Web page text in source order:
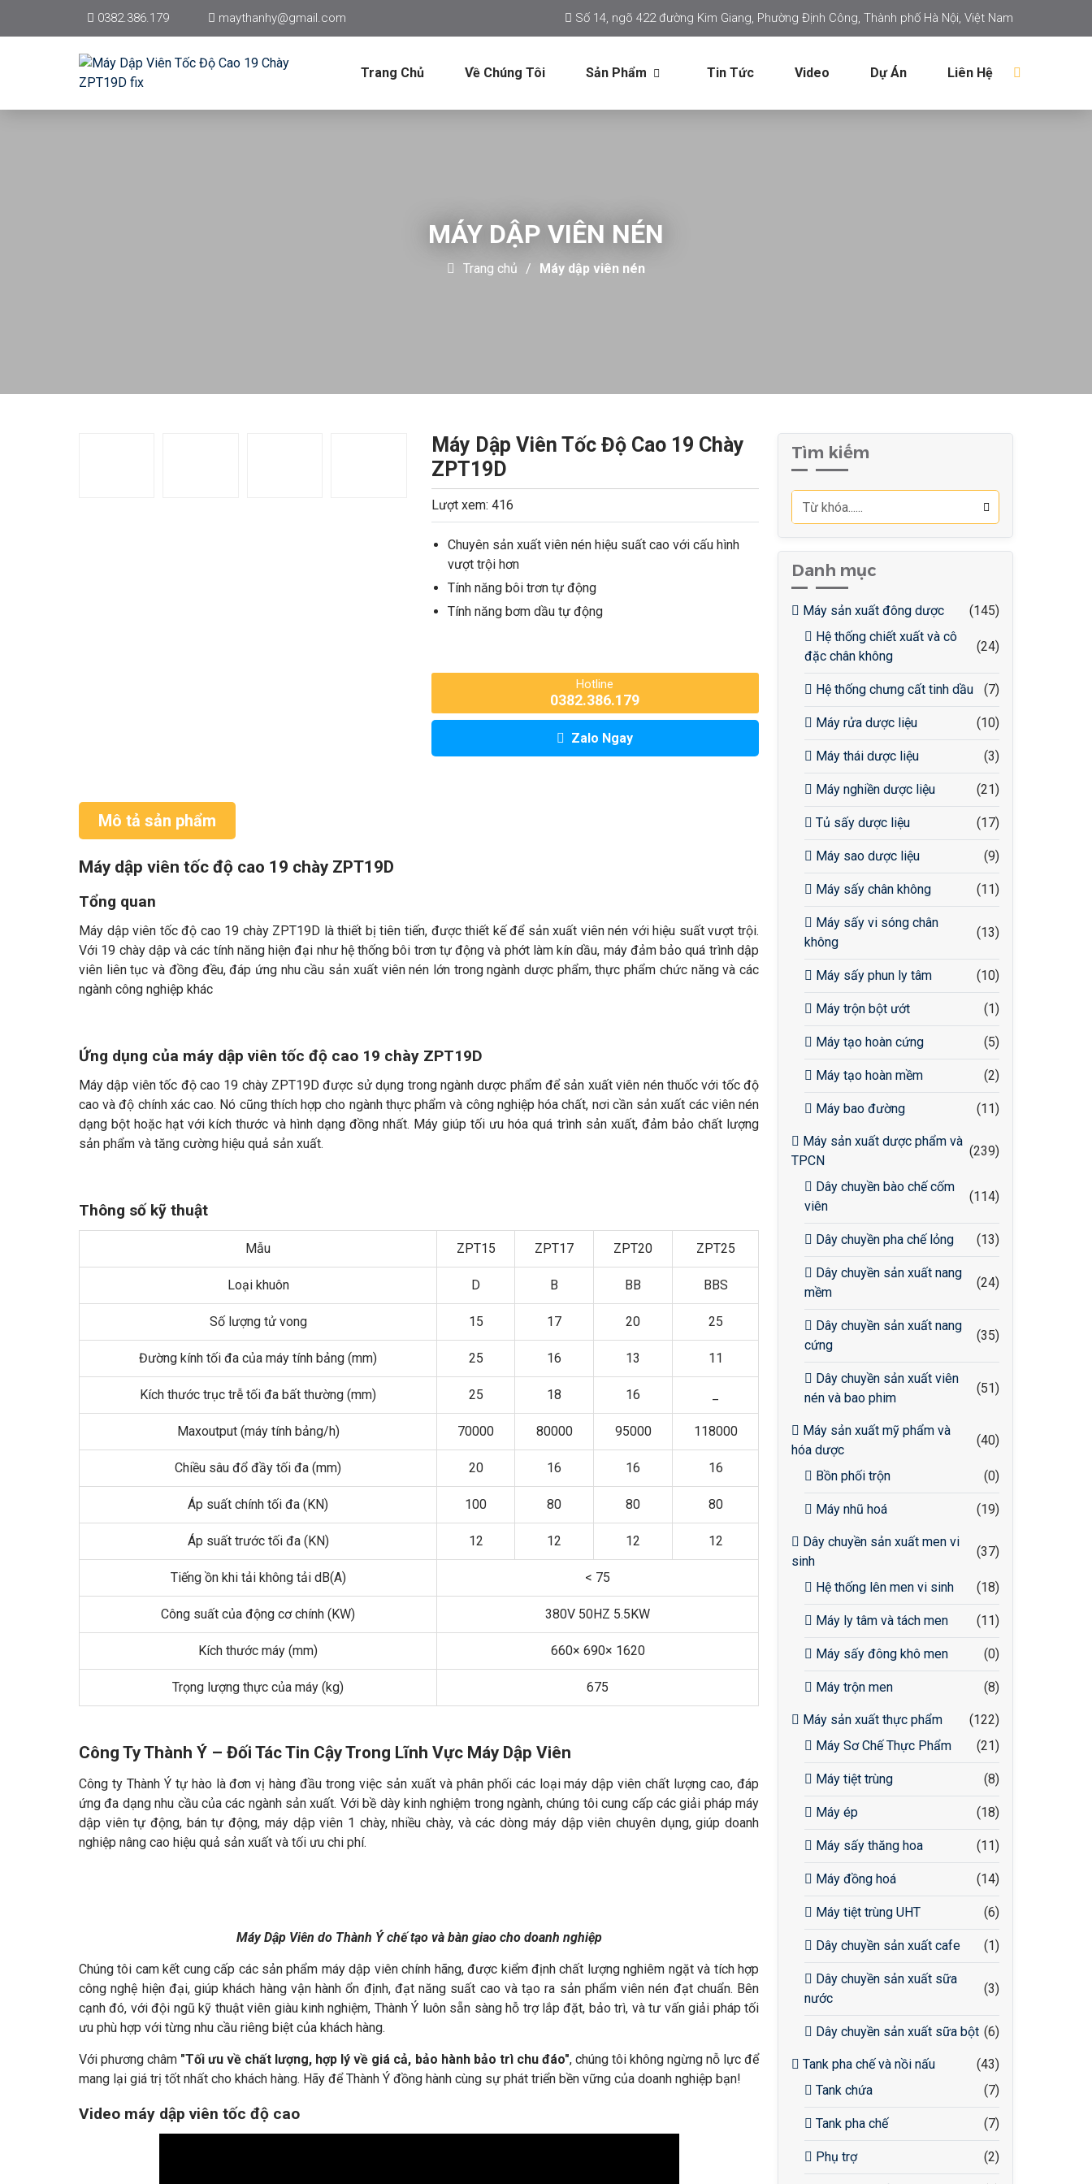
0382.386.179 maythanhy@gmail.com Số 14, ngõ 422 đường Kim Giang, Phường Định Công, Thành phố Hà Nội, Việt Nam
Trang Chủ Về Chúng Tôi Sản Phẩm Tin Tức Video Dự Án Liên Hệ
MÁY DẬP VIÊN NÉN
Trang chủ Máy dập viên nén
Máy Dập Viên Tốc Độ Cao 19 Chày
ZPT19D
Lượt xem: 416
Chuyên sản xuất viên nén hiệu suất cao với cấu hình
vượt trội hơn
Tính năng bôi trơn tự động
Tính năng bơm dầu tự động
Hotline
0382.386.179
Zalo Ngay
Mô tả sản phẩm
Máy dập viên tốc độ cao 19 chày ZPT19D
Tổng quan
Máy dập viên tốc độ cao 19 chày ZPT19D là thiết bị tiên tiến, được thiết kế để sản xuất viên nén với hiệu suất vượt trội.
Với 19 chày dập và các tính năng hiện đại như hệ thống bôi trơn tự động và phớt làm kín dầu, máy đảm bảo quá trình dập
viên liên tục và đồng đều, đáp ứng nhu cầu sản xuất viên nén lớn trong ngành dược phẩm, thực phẩm chức năng và các
ngành công nghiệp khác
Ứng dụng của máy dập viên tốc độ cao 19 chày ZPT19D
Máy dập viên tốc độ cao 19 chày ZPT19D được sử dụng trong ngành dược phẩm để sản xuất viên nén thuốc với tốc độ
cao và độ chính xác cao. Nó cũng thích hợp cho ngành thực phẩm và công nghiệp hóa chất, nơi cần sản xuất các viên nén
dạng bột hoặc hạt với kích thước và hình dạng đồng nhất. Máy giúp tối ưu hóa quá trình sản xuất, đảm bảo chất lượng
sản phẩm và tăng cường hiệu quả sản xuất.
Thông số kỹ thuật
Mẫu ZPT15 ZPT17 ZPT20 ZPT25
Loại khuôn D B BB BBS
Số lượng tử vong 15 17 20 25
Đường kính tối đa của máy tính bảng (mm) 25 16 13 11
Kích thước trục trễ tối đa bất thường (mm) 25 18 16
Maxoutput (máy tính bảng/h) 70000 80000 95000 118000
Chiều sâu đổ đầy tối đa (mm) 20 16 16 16
Áp suất chính tối đa (KN) 100 80 80 80
Áp suất trước tối đa (KN) 12 12 12 12
Tiếng ồn khi tải không tải dB(A) < 75
Công suất của động cơ chính (KW) 380V 50HZ 5.5KW
Kích thước máy (mm) 660× 690× 1620
Trọng lượng thực của máy (kg) 675
Công Ty Thành Ý – Đối Tác Tin Cậy Trong Lĩnh Vực Máy Dập Viên
Công ty Thành Ý tự hào là đơn vị hàng đầu trong việc sản xuất và phân phối các loại máy dập viên chất lượng cao, đáp
ứng đa dạng nhu cầu của các ngành sản xuất. Với bề dày kinh nghiệm trong ngành, chúng tôi cung cấp các giải pháp máy
dập viên tự động, bán tự động, máy dập viên 1 chày, nhiều chày, và các dòng máy dập viên chuyên dụng, giúp doanh
nghiệp nâng cao hiệu quả sản xuất và tối ưu chi phí.
Máy Dập Viên do Thành Ý chế tạo và bàn giao cho doanh nghiệp
Chúng tôi cam kết cung cấp các sản phẩm máy dập viên chính hãng, được kiểm định chất lượng nghiêm ngặt và tích hợp
công nghệ hiện đại, giúp khách hàng vận hành ổn định, đạt năng suất cao và tạo ra sản phẩm viên nén đạt chuẩn. Bên
cạnh đó, với đội ngũ kỹ thuật viên giàu kinh nghiệm, Thành Ý luôn sẵn sàng hỗ trợ lắp đặt, bảo trì, và tư vấn giải pháp tối
ưu phù hợp với từng nhu cầu riêng biệt của khách hàng.
Với phương châm "Tối ưu về chất lượng, hợp lý về giá cả, bảo hành bảo trì chu đáo", chúng tôi không ngừng nỗ lực để
mang lại giá trị tốt nhất cho khách hàng. Hãy để Thành Ý đồng hành cùng sự phát triển bền vững của doanh nghiệp bạn!
Video máy dập viên tốc độ cao
Tìm kiếm
Danh mục
Máy sản xuất đông dược
(145)
Hệ thống chiết xuất và cô
đặc chân không
(24)
Hệ thống chưng cất tinh dầu (7)
Máy rửa dược liệu (10)
Máy thái dược liệu (3)
Máy nghiền dược liệu (21)
Tủ sấy dược liệu (17)
Máy sao dược liệu (9)
Máy sấy chân không (11)
Máy sấy vi sóng chân
không
(13)
Máy sấy phun ly tâm (10)
Máy trộn bột ướt (1)
Máy tạo hoàn cứng (5)
Máy tạo hoàn mềm (2)
Máy bao đường (11)
Máy sản xuất dược phẩm và
TPCN
(239)
Dây chuyền bào chế cốm
viên
(114)
Dây chuyền pha chế lỏng (13)
Dây chuyền sản xuất nang
mềm
(24)
Dây chuyền sản xuất nang
cứng
(35)
Dây chuyền sản xuất viên
nén và bao phim
(51)
Máy sản xuất mỹ phẩm và
hóa dược
(40)
Bồn phối trộn (0)
Máy nhũ hoá (19)
Dây chuyền sản xuất men vi
sinh
(37)
Hệ thống lên men vi sinh (18)
Máy ly tâm và tách men (11)
Máy sấy đông khô men (0)
Máy trộn men (8)
Máy sản xuất thực phẩm
(122)
Máy Sơ Chế Thực Phẩm
(21)
Máy tiệt trùng (8)
Máy ép (18)
Máy sấy thăng hoa (11)
Máy đồng hoá (14)
Máy tiệt trùng UHT (6)
Dây chuyền sản xuất cafe (1)
Dây chuyền sản xuất sữa
nước
(3)
Dây chuyền sản xuất sữa bột (6)
Tank pha chế và nồi nấu
(43)
Tank chứa
(7)
Tank pha chế (7)
Phụ trợ (2)